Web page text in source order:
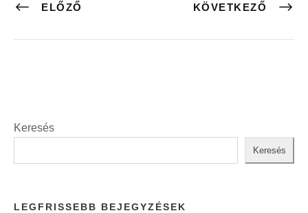
ELŐZŐ KÖVETKEZŐ
Keresés
Keresés
LEGFRISSEBB BEJEGYZÉSEK